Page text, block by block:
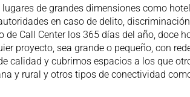
lugares de grandes dimensiones como
en caso de delito,
Call Center los 365 días del año, doce
proyecto, sea grande o pequeño, con
calidad y cubrimos espacios a los que
y rural y otros tipos de conectividad